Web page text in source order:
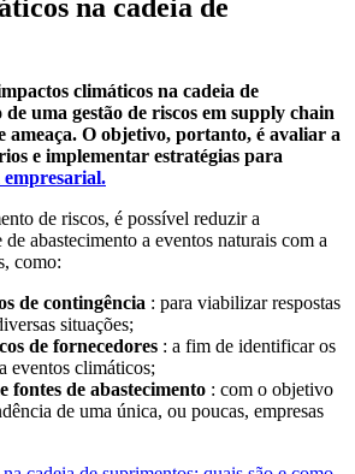
na cadeia de
climáticos na cadeia de
uma gestão de riscos em supply chain
ameaça. O objetivo, portanto, é avaliar a
e implementar estratégias para
empresarial.
de riscos, é possível reduzir a
abastecimento a eventos naturais com a
como:
de contingência : para viabilizar respostas
situações;
de fornecedores : a fim de identificar os
eventos climáticos;
fontes de abastecimento : com o objetivo
de uma única, ou poucas, empresas